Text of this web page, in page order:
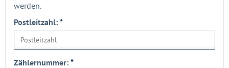
werden.
Postleitzahl:*
Zählernummer:*